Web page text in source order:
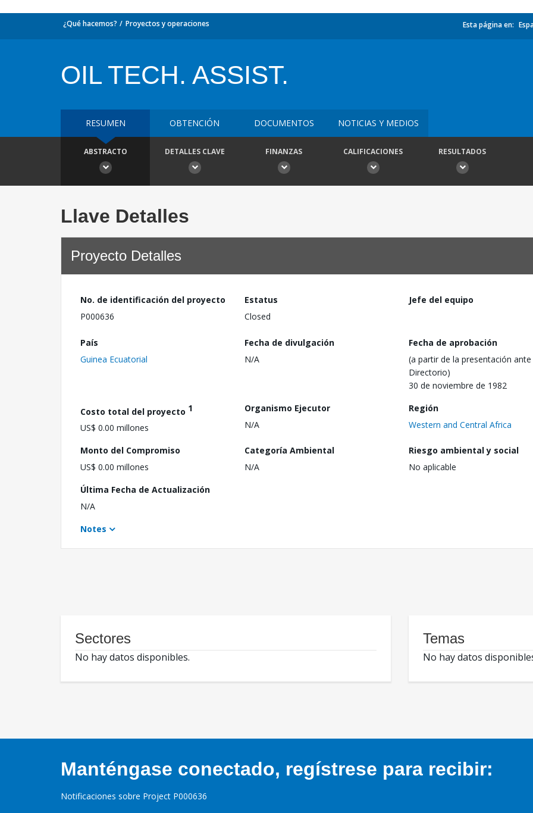
¿Qué hacemos? Proyectos y operaciones Esta página en:
OIL TECH. ASSIST.
RESUMEN OBTENCIÓN DOCUMENTOS NOTICIAS Y MEDIOS
ABSTRACTO DETALLES CLAVE FINANZAS CALIFICACIONES RESULTADOS
Llave Detalles
Proyecto Detalles
No. de identificación del proyecto
P000636
Estatus
Closed
Jefe del equipo
País
Guinea Ecuatorial
Fecha de divulgación
N/A
Fecha de aprobación
(a partir de la presentación ante
Directorio)
30 de noviembre de 1982
Costo total del proyecto 1
US$ 0.00 millones
Organismo Ejecutor
N/A
Región
Western and Central Africa
Monto del Compromiso
US$ 0.00 millones
Categoría Ambiental
N/A
Riesgo ambiental y social
No aplicable
Última Fecha de Actualización
N/A
Notes
Sectores
No hay datos disponibles.
Temas
No hay datos
Manténgase conectado, regístrese para recibir:
Notificaciones sobre Project P000636